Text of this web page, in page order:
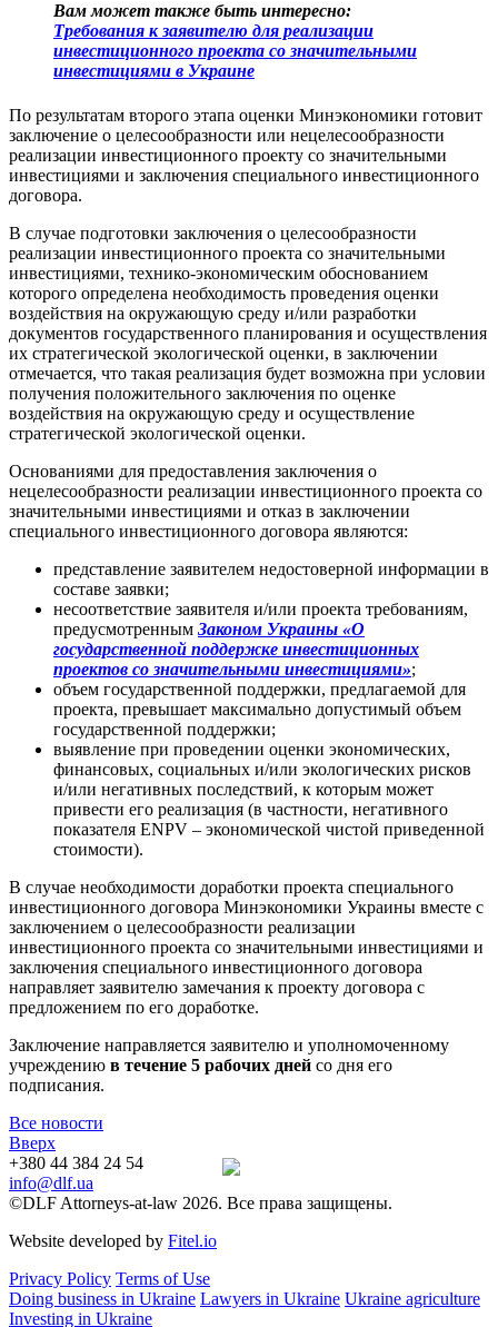
Вам может также быть интересно:
Требования к заявителю для реализации
инвестиционного проекта со значительными
инвестициями в Украине
По результатам второго этапа оценки Минэкономики готовит
заключение о целесообразности или нецелесообразности
реализации инвестиционного проекту со значительными
инвестициями и заключения специального инвестиционного
договора.
В случае подготовки заключения о целесообразности
реализации инвестиционного проекта со значительными
инвестициями, технико-экономическим обоснованием
которого определена необходимость проведения оценки
воздействия на окружающую среду и/или разработки
документов государственного планирования и осуществления
их стратегической экологической оценки, в заключении
отмечается, что такая реализация будет возможна при условии
получения положительного заключения по оценке
воздействия на окружающую среду и осуществление
стратегической экологической оценки.
Основаниями для предоставления заключения о
нецелесообразности реализации инвестиционного проекта со
значительными инвестициями и отказ в заключении
специального инвестиционного договора являются:
представление заявителем недостоверной информации в
составе заявки;
несоответствие заявителя и/или проекта требованиям,
предусмотренным Законом Украины «О
государственной поддержке инвестиционных
проектов со значительными инвестициями»;
объем государственной поддержки, предлагаемой для
проекта, превышает максимально допустимый объем
государственной поддержки;
выявление при проведении оценки экономических,
финансовых, социальных и/или экологических рисков
и/или негативных последствий, к которым может
привести его реализация (в частности, негативного
показателя ENPV – экономической чистой приведенной
стоимости).
В случае необходимости доработки проекта специального
инвестиционного договора Минэкономики Украины вместе с
заключением о целесообразности реализации
инвестиционного проекта со значительными инвестициями и
заключения специального инвестиционного договора
направляет заявителю замечания к проекту договора с
предложением по его доработке.
Заключение направляется заявителю и уполномоченному
учреждению в течение 5 рабочих дней со дня его
подписания.
Все новости
Вверх
+380 44 384 24 54
info@dlf.ua
©DLF Attorneys-at-law 2026. Все права защищены.
Website developed by Fitel.io
Privacy Policy Terms of Use
Doing business in Ukraine Lawyers in Ukraine Ukraine agriculture
Investing in Ukraine